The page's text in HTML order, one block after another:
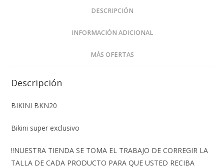
DESCRIPCIÓN
INFORMACIÓN ADICIONAL
MÁS OFERTAS
Descripción
BIKINI BKN20
Bikini super exclusivo
‼️NUESTRA TIENDA SE TOMA EL TRABAJO DE CORREGIR LA
TALLA DE CADA PRODUCTO PARA QUE USTED RECIBA